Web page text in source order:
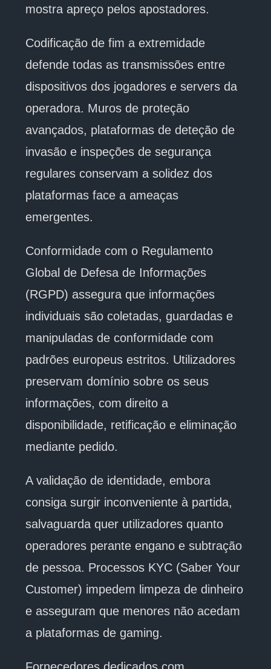
mostra apreço pelos apostadores.
Codificação de fim a extremidade
defende todas as transmissões entre
dispositivos dos jogadores e servers da
operadora. Muros de proteção
avançados, plataformas de deteção de
invasão e inspeções de segurança
regulares conservam a solidez dos
plataformas face a ameaças
emergentes.
Conformidade com o Regulamento
Global de Defesa de Informações
(RGPD) assegura que informações
individuais são coletadas, guardadas e
manipuladas de conformidade com
padrões europeus estritos. Utilizadores
preservam domínio sobre os seus
informações, com direito a
disponibilidade, retificação e eliminação
mediante pedido.
A validação de identidade, embora
consiga surgir inconveniente à partida,
salvaguarda quer utilizadores quanto
operadores perante engano e subtração
de pessoa. Processos KYC (Saber Your
Customer) impedem limpeza de dinheiro
e asseguram que menores não acedam
a plataformas de gaming.